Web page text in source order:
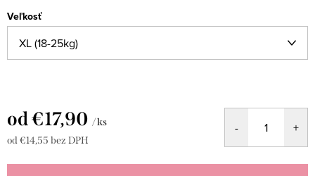
Veľkosť
od€17,90 / ks
od€14,55 bez DPH
cena: